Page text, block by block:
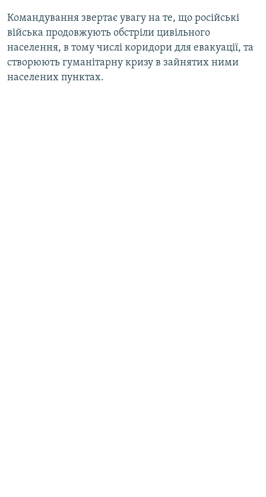
Командування звертає увагу на те, що російські
війська продовжують обстріли цивільного
населення, в тому числі коридори для евакуації, та
створюють гуманітарну кризу в зайнятих ними
населених пунктах.